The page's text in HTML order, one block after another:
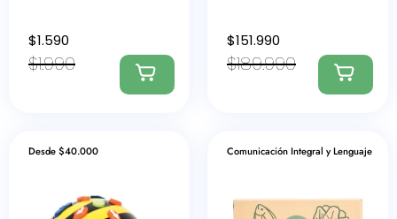
$1.990
$1.590
$189.990
$151.990
Desde $40.000 Comunicación Integral y Lenguaje